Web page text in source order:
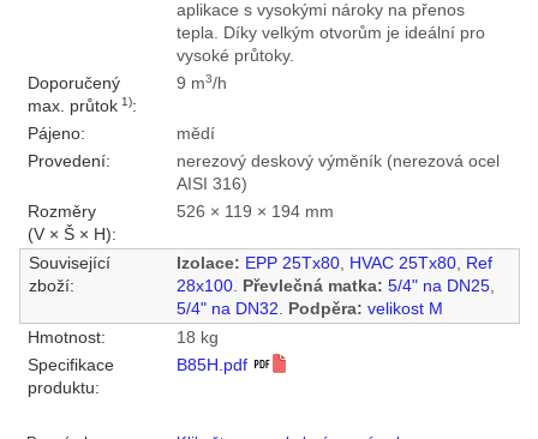
aplikace s vysokými nároky na přenos
tepla. Díky velkým otvorům je ideální pro
vysoké průtoky.
Doporučený
max. průtok1):
9 m3/h
Pájeno:
mědí
Provedení:
nerezový deskový výměník (nerezová ocel
AISI 316)
Rozměry
(V × Š × H):
526 × 119 × 194 mm
Související
zboží:
Izolace: EPP 25Tx80, HVAC 25Tx80, Ref
28x100. Převlečná matka: 5/4" na DN25,
5/4" na DN32. Podpěra: velikost M
Hmotnost:
18 kg
Specifikace
produktu:
B85H.pdf